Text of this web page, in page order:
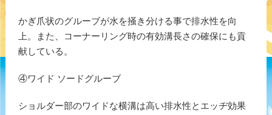
かぎ爪状のグルーブが水を掻き分ける事で排水性を向
上。また、コーナーリング時の有効溝長さの確保にも貢
献している。
④ワイド ソードグルーブ
ショルダー部のワイドな横溝は高い排水性とエッヂ効果